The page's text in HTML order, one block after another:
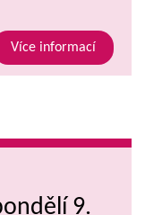
Více informací
9.